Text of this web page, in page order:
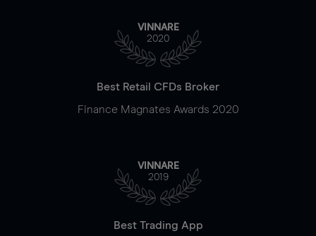
VINNARE
2020
Best Retail CFDs Broker
Finance Magnates Awards 2020
VINNARE
2019
Best Trading App